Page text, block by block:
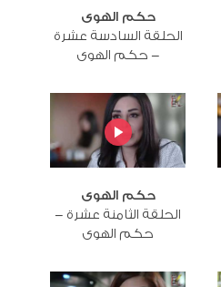
حكم الهوى
الحلقة السادسة عشرة
- حكم الهوى
حكم الهوى
الحلقة الثامنة عشرة -
حكم الهوى